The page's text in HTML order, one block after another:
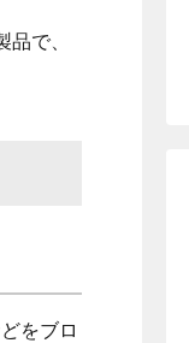
で、
をブロ